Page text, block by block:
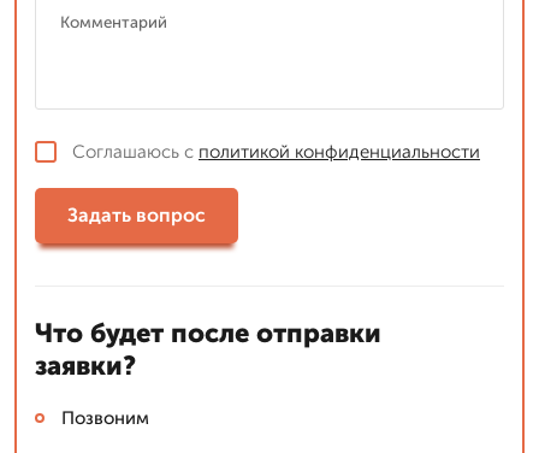
Соглашаюсь с политикой конфиденциальности
Задать вопрос
Что будет после отправки
заявки?
Позвоним